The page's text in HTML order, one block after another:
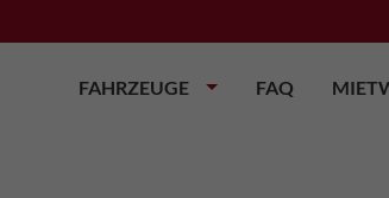
FAHRZEUGE FAQ